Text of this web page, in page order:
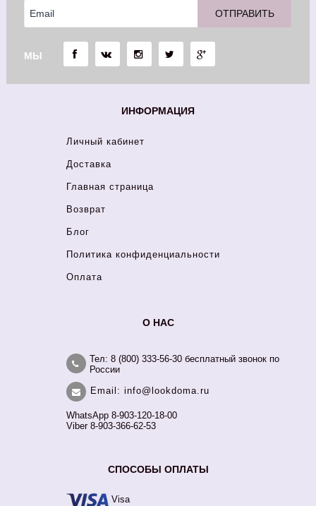
МЫ
ИНФОРМАЦИЯ
Личный кабинет
Доставка
Главная страница
Возврат
Блог
Политика конфиденциальности
Оплата
О НАС
Тел: 8 (800) 333-56-30 бесплатный звонок по
России
Email: info@lookdoma.ru
WhatsApp 8-903-120-18-00
Viber 8-903-366-62-53
СПОСОБЫ ОПЛАТЫ
Visa